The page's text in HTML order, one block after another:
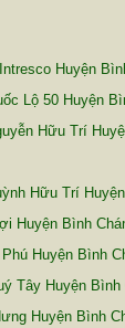
Huyện
Lộ 50 Huyện
Hữu Trí
Hữu Trí
Huyện Bình
Huyện Bình
Tây Huyện
Huyện Bình